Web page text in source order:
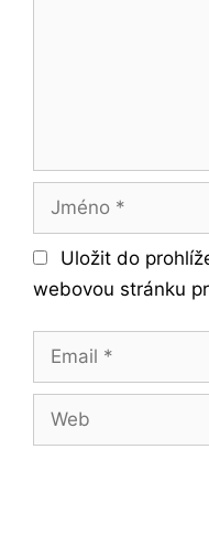
Jméno
Uložit do
webovou stránku
Email
Web